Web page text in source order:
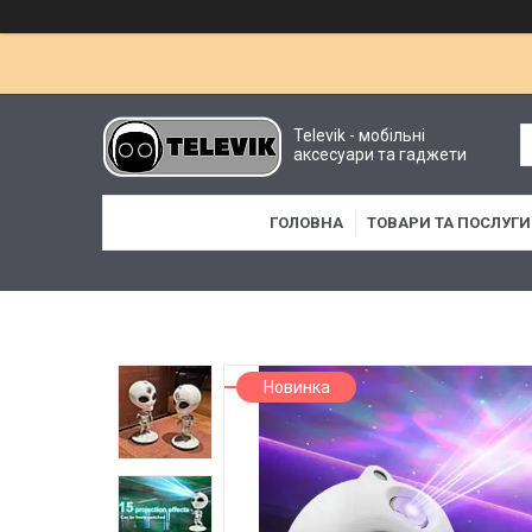
Televik - мобільні
аксесуари та гаджети
ГОЛОВНА ТОВАРИ ТА ПОСЛУГИ
Новинка